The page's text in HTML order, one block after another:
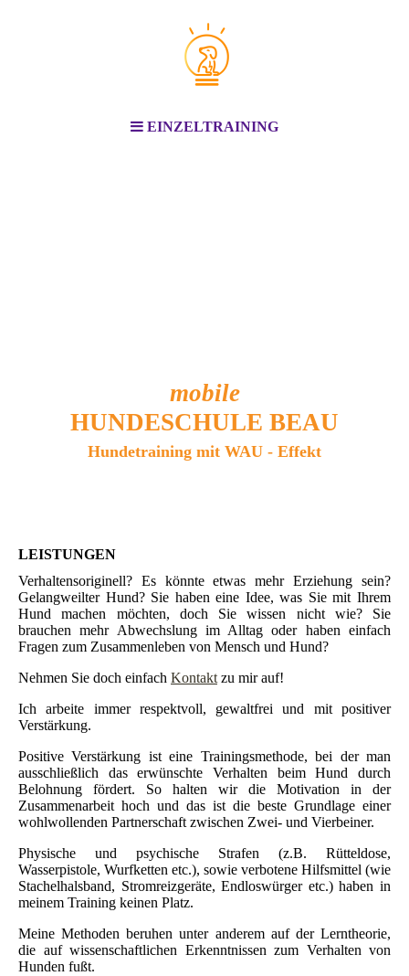
EINZELTRAINING
mobile
HUNDESCHULE BEAU
Hundetraining mit WAU - Effekt
LEISTUNGEN
Verhaltensoriginell? Es könnte etwas mehr Erziehung sein?
Gelangweilter Hund? Sie haben eine Idee, was Sie mit Ihrem
Hund machen möchten, doch Sie wissen nicht wie? Sie
brauchen mehr Abwechslung im Alltag oder haben einfach
Fragen zum Zusammenleben von Mensch und Hund?
Nehmen Sie doch einfach Kontakt zu mir auf!
Ich arbeite immer respektvoll, gewaltfrei und mit positiver
Verstärkung.
Positive Verstärkung ist eine Trainingsmethode, bei der man
ausschließlich das erwünschte Verhalten beim Hund durch
Belohnung fördert. So halten wir die Motivation in der
Zusammenarbeit hoch und das ist die beste Grundlage einer
wohlwollenden Partnerschaft zwischen Zwei- und Vierbeiner.
Physische und psychische Strafen (z.B. Rütteldose,
Wasserpistole, Wurfketten etc.), sowie verbotene Hilfsmittel (wie
Stachelhalsband, Stromreizgeräte, Endloswürger etc.) haben in
meinem Training keinen Platz.
Meine Methoden beruhen unter anderem auf der Lerntheorie,
die auf wissenschaftlichen Erkenntnissen zum Verhalten von
Hunden fußt.